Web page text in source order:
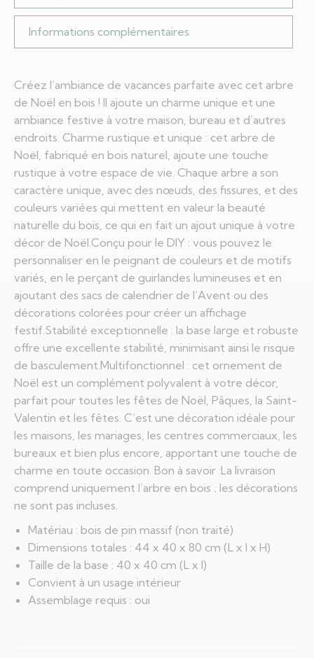
Informations complémentaires
Créez l’ambiance de vacances parfaite avec cet arbre
de Noël en bois ! Il ajoute un charme unique et une
ambiance festive à votre maison, bureau et d’autres
endroits. Charme rustique et unique : cet arbre de
Noël, fabriqué en bois naturel, ajoute une touche
rustique à votre espace de vie. Chaque arbre a son
caractère unique, avec des nœuds, des fissures, et des
couleurs variées qui mettent en valeur la beauté
naturelle du bois, ce qui en fait un ajout unique à votre
décor de Noël.Conçu pour le DIY : vous pouvez le
personnaliser en le peignant de couleurs et de motifs
variés, en le perçant de guirlandes lumineuses et en
ajoutant des sacs de calendrier de l’Avent ou des
décorations colorées pour créer un affichage
festif.Stabilité exceptionnelle : la base large et robuste
offre une excellente stabilité, minimisant ainsi le risque
de basculement.Multifonctionnel : cet ornement de
Noël est un complément polyvalent à votre décor,
parfait pour toutes les fêtes de Noël, Pâques, la Saint-
Valentin et les fêtes. C’est une décoration idéale pour
les maisons, les mariages, les centres commerciaux, les
bureaux et bien plus encore, apportant une touche de
charme en toute occasion. Bon à savoir :La livraison
comprend uniquement l’arbre en bois ; les décorations
ne sont pas incluses.
Matériau : bois de pin massif (non traité)
Dimensions totales : 44 x 40 x 80 cm (L x l x H)
Taille de la base : 40 x 40 cm (L x l)
Convient à un usage intérieur
Assemblage requis : oui